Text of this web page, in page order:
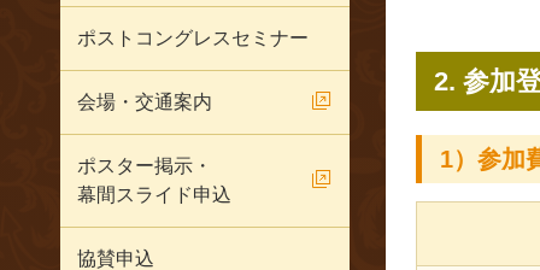
ポストコングレスセミナー
会場・交通案内
ポスター掲示・
幕間スライド申込
協賛申込
2. 参加
1）参加